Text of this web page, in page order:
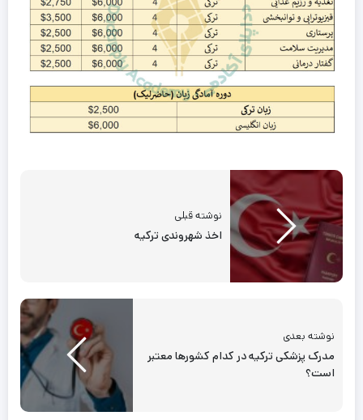
نوشته قبلی
اخذ شهروندی ترکیه
نوشته بعدی
مدرک پزشکی ترکیه در کدام کشورها معتبر
است؟